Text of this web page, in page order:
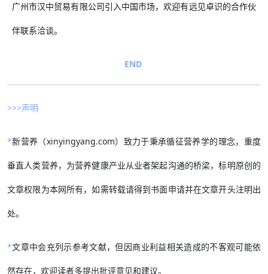
广州市汉中贸易有限公司引入中国市场，欢迎有远见卓识的合作伙
伴联系洽谈。
END
>>>声明
*新营养（xinyingyang.com）致力于秉承循征营养学的理念，重度
垂直人类营养，为营养健康产业从业者架起沟通的桥梁，标明原创的
文章权限为本网所有，如需转载请得到书面申请并在文章开头注明出
处。
*文章中会充列示参考文献，但因商业利益相关造成的不客观可能依
然存在，欢迎读者多提出批评意见和建议。